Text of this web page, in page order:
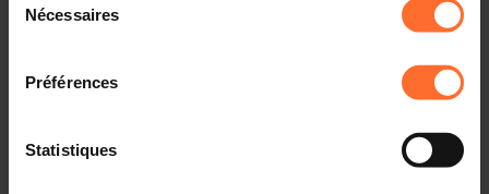
à l’exception des cookies strictement nécessaires au
fonctionnement du site. Une description des différents
cookies est accessible sous l’onglet « Détails » ci-
dessus.
Il est précisé que la navigation sur le site et certaines
fonctionnalités (ex : lecture de vidéos, partage sur les
Nécessaires
Préférences
Statistiques
In order to promote international economic and financial